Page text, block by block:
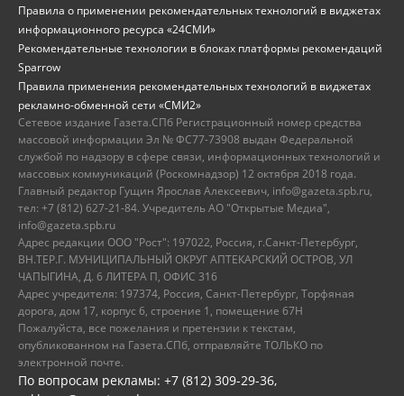
Правила о применении рекомендательных технологий в виджетах
информационного ресурса «24СМИ»
Рекомендательные технологии в блоках платформы рекомендаций
Sparrow
Правила применения рекомендательных технологий в виджетах
рекламно-обменной сети «СМИ2»
Сетевое издание Газета.СПб Регистрационный номер средства
массовой информации Эл № ФС77-73908 выдан Федеральной
службой по надзору в сфере связи, информационных технологий и
массовых коммуникаций (Роскомнадзор) 12 октября 2018 года.
Главный редактор Гущин Ярослав Алексеевич, info@gazeta.spb.ru,
тел: +7 (812) 627-21-84. Учредитель АО "Открытые Медиа",
info@gazeta.spb.ru
Адрес редакции ООО "Рост": 197022, Россия, г.Санкт-Петербург,
ВН.ТЕР.Г. МУНИЦИПАЛЬНЫЙ ОКРУГ АПТЕКАРСКИЙ ОСТРОВ, УЛ
ЧАПЫГИНА, Д. 6 ЛИТЕРА П, ОФИС 316
Адрес учредителя: 197374, Россия, Санкт-Петербург, Торфяная
дорога, дом 17, корпус 6, строение 1, помещение 67Н
Пожалуйста, все пожелания и претензии к текстам,
опубликованном на Газета.СПб, отправляйте ТОЛЬКО по
электронной почте.
По вопросам рекламы: +7 (812) 309-29-36,